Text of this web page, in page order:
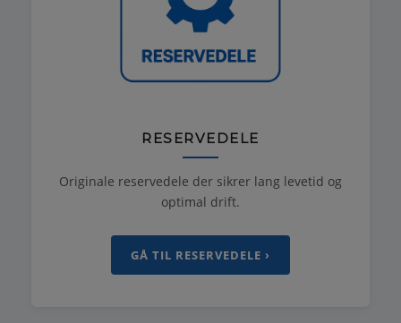
RESERVEDELE
Originale reservedele der sikrer lang levetid og
optimal drift.
GÅ TIL RESERVEDELE ›